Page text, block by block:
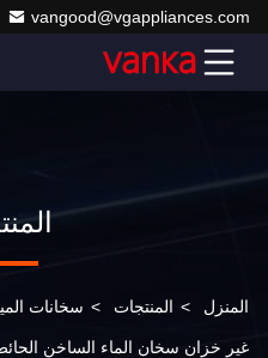
vangood@vgappliances.com
المنزل > المنتجات > سخانات
غير خزان سخان الماء الساخن